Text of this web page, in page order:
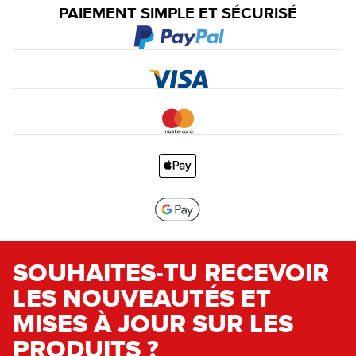
PAIEMENT SIMPLE ET SÉCURISÉ
SOUHAITES-TU RECEVOIR
LES NOUVEAUTÉS ET
MISES À JOUR SUR LES
PRODUITS ?